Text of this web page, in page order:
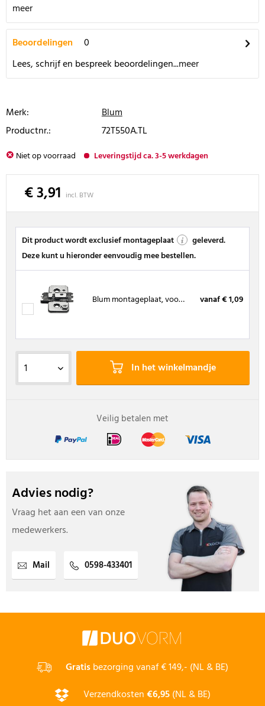
meer
Beoordelingen
0
Lees, schrijf en bespreek beoordelingen...meer
Merk:
Blum
Productnr.:
72T550A.TL
Niet op voorraad Leveringstijd ca. 3-5 werkdagen
€ 3,91 incl. BTW
Dit product wordt exclusief montageplaat
geleverd.
Deze kunt u hieronder eenvoudig mee bestellen.
Blum montageplaat, voor spaanplaatschroeven vanaf € 1,09
In het winkelmandje
Veilig betalen met
Advies nodig?
Vraag het aan een van onze
medewerkers.
Mail 0598-433401
Gratisbezorging vanaf € 149,- (NL & BE)
Verzendkosten€6,95(NL & BE)